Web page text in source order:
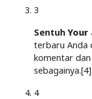
3
Sentuh
terbaru Anda
komentar dan
sebagainya.[4]
4